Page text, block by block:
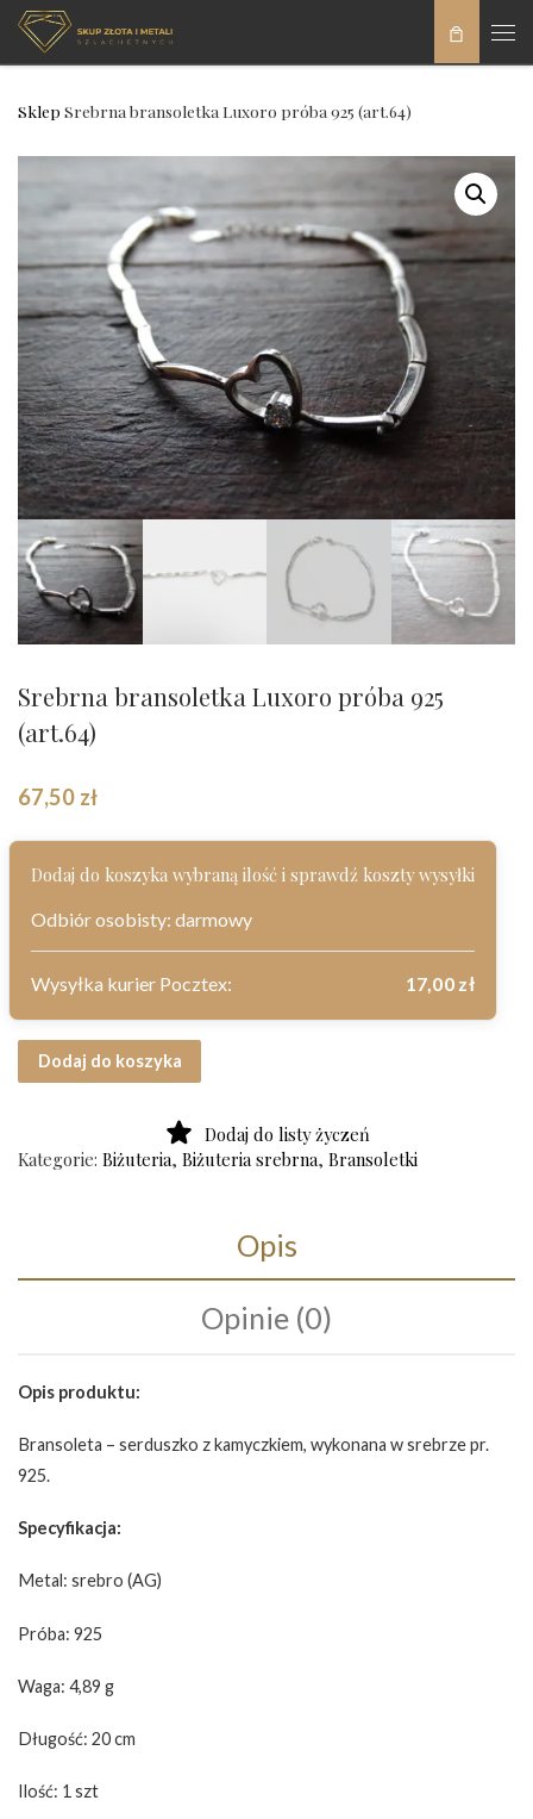
Skip to content
Sklep Srebrna bransoletka Luxoro próba 925 (art.64)
Srebrna bransoletka Luxoro próba 925
(art.64)
67,50 zł
Dodaj do koszyka wybraną ilość i sprawdź koszty wysyłki
Odbiór osobisty: darmowy
Wysyłka kurier Pocztex: 17,00 zł
Dodaj do koszyka
Dodaj do listy życzeń
Kategorie: Biżuteria, Biżuteria srebrna, Bransoletki
Opis
Opinie (0)
Opis produktu:
Bransoleta – serduszko z kamyczkiem, wykonana w srebrze pr.
925.
Specyfikacja:
Metal: srebro (AG)
Próba: 925
Waga: 4,89 g
Długość: 20 cm
Ilość: 1 szt